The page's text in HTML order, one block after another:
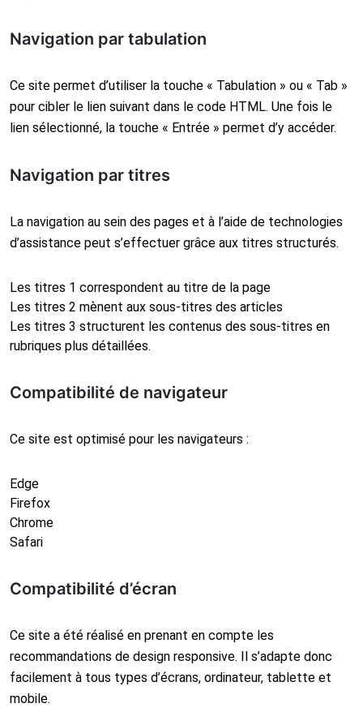
Navigation par tabulation
Ce site permet d’utiliser la touche « Tabulation » ou « Tab »
pour cibler le lien suivant dans le code HTML. Une fois le
lien sélectionné, la touche « Entrée » permet d’y accéder.
Navigation par titres
La navigation au sein des pages et à l’aide de technologies
d’assistance peut s’effectuer grâce aux titres structurés.
Les titres 1 correspondent au titre de la page
Les titres 2 mènent aux sous-titres des articles
Les titres 3 structurent les contenus des sous-titres en
rubriques plus détaillées.
Compatibilité de navigateur
Ce site est optimisé pour les navigateurs :
Edge
Firefox
Chrome
Safari
Compatibilité d’écran
Ce site a été réalisé en prenant en compte les
recommandations de design responsive. Il s’adapte donc
facilement à tous types d’écrans, ordinateur, tablette et
mobile.